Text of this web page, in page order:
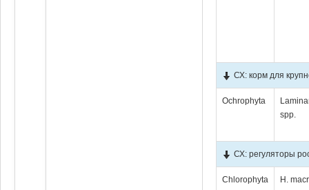
СХ: корм для
Ochrophyta
spp.
СХ: регуляторы
Chlorophyta H.